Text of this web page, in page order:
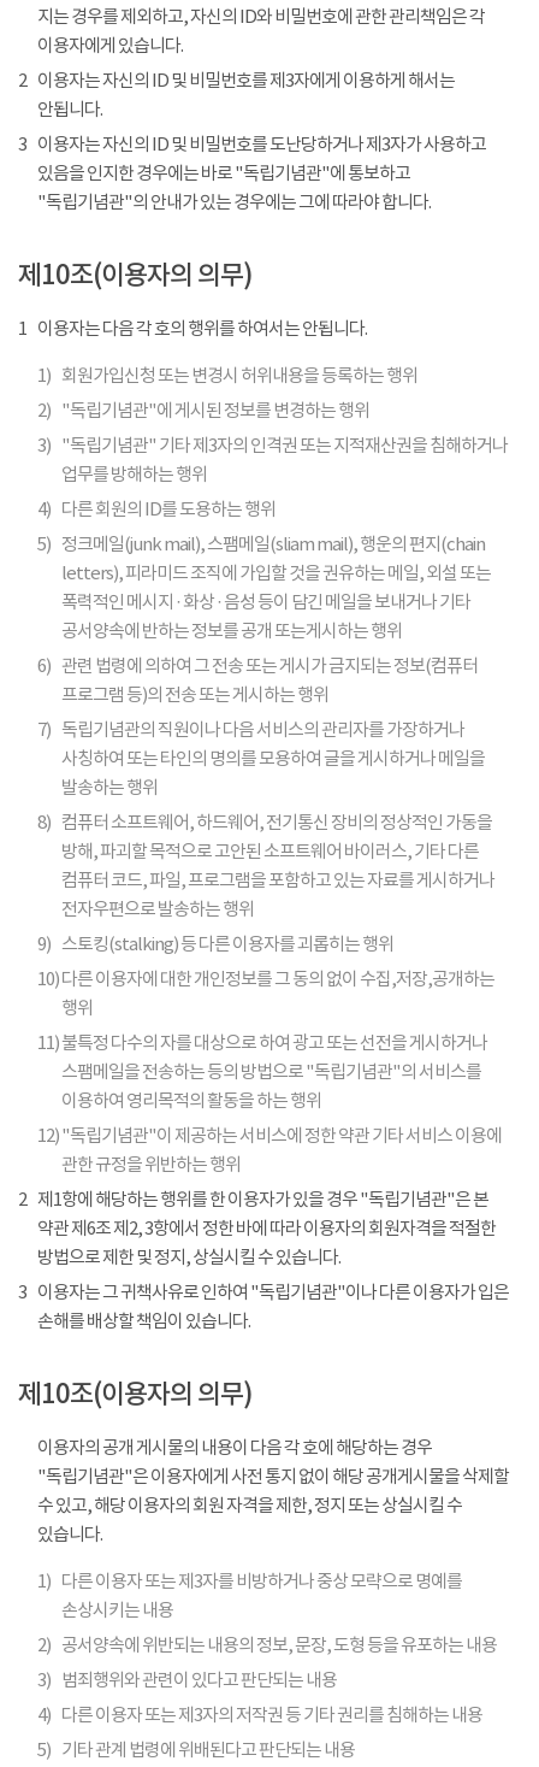
지는 경우를 제외하고, 자신의 ID와 비밀번호에 관한 관리책임은 각
이용자에게 있습니다.
2 이용자는 자신의 ID 및 비밀번호를 제3자에게 이용하게 해서는
안됩니다.
3 이용자는 자신의 ID 및 비밀번호를 도난당하거나 제3자가 사용하고
있음을 인지한 경우에는 바로 "독립기념관"에 통보하고
"독립기념관"의 안내가 있는 경우에는 그에 따라야 합니다.
제10조(이용자의 의무)
1 이용자는 다음 각 호의 행위를 하여서는 안됩니다.
1) 회원가입신청 또는 변경시 허위내용을 등록하는 행위
2) "독립기념관"에 게시된 정보를 변경하는 행위
3) "독립기념관" 기타 제3자의 인격권 또는 지적재산권을 침해하거나
업무를 방해하는 행위
4) 다른 회원의 ID를 도용하는 행위
5) 정크메일(junk mail), 스팸메일(sliam mail), 행운의 편지(chain
letters), 피라미드 조직에 가입할 것을 권유하는 메일, 외설 또는
폭력적인 메시지 · 화상 · 음성 등이 담긴 메일을 보내거나 기타
공서양속에 반하는 정보를 공개 또는게시하는 행위
6) 관련 법령에 의하여 그 전송 또는 게시가 금지되는 정보(컴퓨터
프로그램 등)의 전송 또는 게시하는 행위
7) 독립기념관의 직원이나 다음 서비스의 관리자를 가장하거나
사칭하여 또는 타인의 명의를 모용하여 글을 게시하거나 메일을
발송하는 행위
8) 컴퓨터 소프트웨어, 하드웨어, 전기통신 장비의 정상적인 가동을
방해, 파괴할 목적으로 고안된 소프트웨어 바이러스, 기타 다른
컴퓨터 코드, 파일, 프로그램을 포함하고 있는 자료를 게시하거나
전자우편으로 발송하는 행위
9) 스토킹(stalking) 등 다른 이용자를 괴롭히는 행위
10)다른 이용자에 대한 개인정보를 그 동의 없이 수집,저장,공개하는
행위
11)불특정 다수의 자를 대상으로 하여 광고 또는 선전을 게시하거나
스팸메일을 전송하는 등의 방법으로 "독립기념관"의 서비스를
이용하여 영리목적의 활동을 하는 행위
12)"독립기념관"이 제공하는 서비스에 정한 약관 기타 서비스 이용에
관한 규정을 위반하는 행위
2 제1항에 해당하는 행위를 한 이용자가 있을 경우 "독립기념관"은 본
약관 제6조 제2, 3항에서 정한 바에 따라 이용자의 회원자격을 적절한
방법으로 제한 및 정지, 상실시킬 수 있습니다.
3 이용자는 그 귀책사유로 인하여 "독립기념관"이나 다른 이용자가 입은
손해를 배상할 책임이 있습니다.
제10조(이용자의 의무)
이용자의 공개 게시물의 내용이 다음 각 호에 해당하는 경우
"독립기념관"은 이용자에게 사전 통지 없이 해당 공개게시물을 삭제할
수 있고, 해당 이용자의 회원 자격을 제한, 정지 또는 상실시킬 수
있습니다.
1) 다른 이용자 또는 제3자를 비방하거나 중상 모략으로 명예를
손상시키는 내용
2) 공서양속에 위반되는 내용의 정보, 문장, 도형 등을 유포하는 내용
3)
범죄행위와 관련이 있다고 판단되는 내용
4) 다른 이용자 또는 제3자의 저작권 등 기타 권리를 침해하는 내용
5) 기타 관계 법령에 위배된다고 판단되는 내용